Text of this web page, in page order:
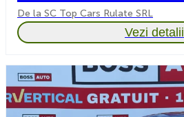
De la SC Top Cars Rulate SRL
Vezi detalii